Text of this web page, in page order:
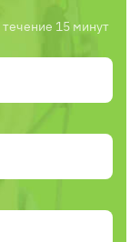
15 минут